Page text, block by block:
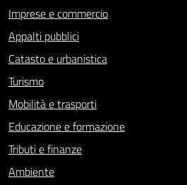
Imprese e commercio
Appalti pubblici
Catasto e urbanistica
Turismo
Mobilità e trasporti
Educazione e formazione
Tributi e finanze
Ambiente